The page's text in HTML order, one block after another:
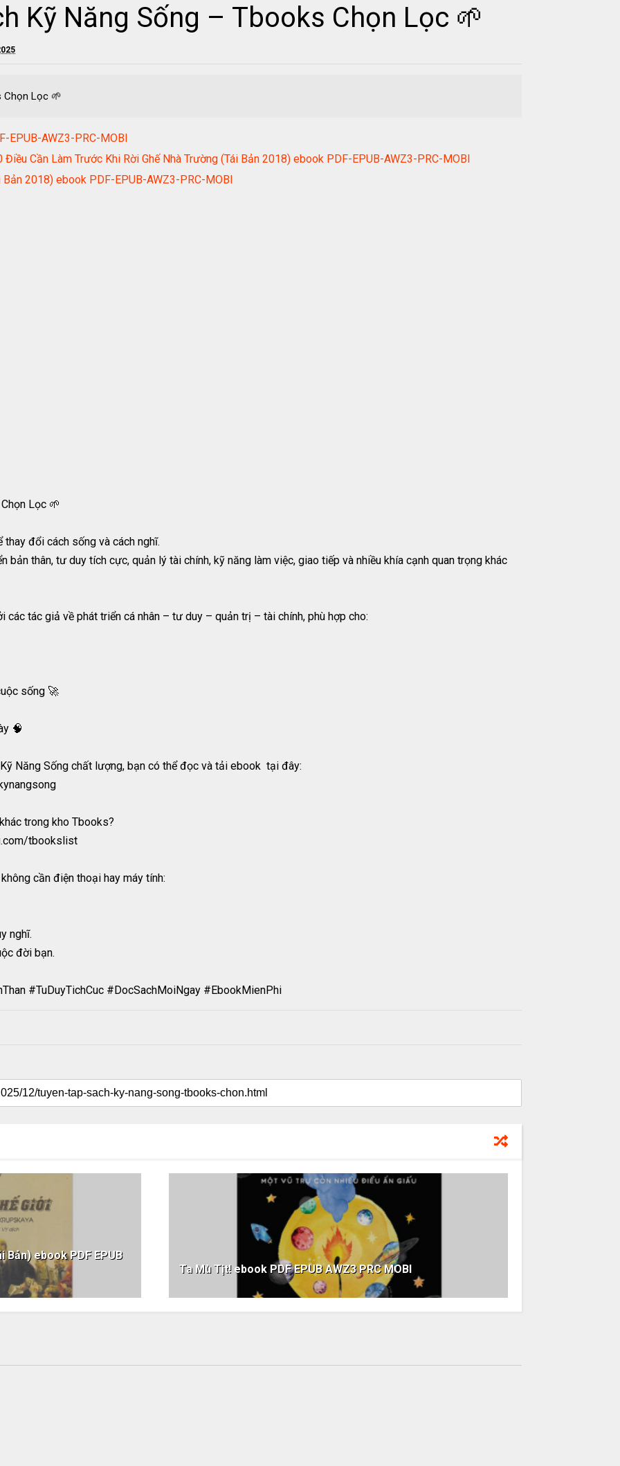
Kỹ Năng Sống – Tbooks Chọn Lọc 🌱
Chọn Lọc 🌱
EPUB-AWZ3-PRC-MOBI
Cần Làm Trước Khi Rời Ghế Nhà Trường (Tái Bản 2018) ebook PDF-EPUB-AWZ3-PRC-MOBI
2018) ebook PDF-EPUB-AWZ3-PRC-MOBI
Lọc 🌱
đổi cách sống và cách nghĩ.
bản thân, tư duy tích cực, quản lý tài chính, kỹ năng làm việc, giao tiếp và nhiều khía cạnh quan trọng khác
tác giả về phát triển cá nhân – tư duy – quản trị – tài chính, phù hợp cho:
sống 🚀
🧠
Năng Sống chất lượng, bạn có thể đọc và tải ebook tại đây:
trong kho Tbooks?
tbookslist
cần điện thoại hay máy tính:
nghĩ.
đời bạn.
#TuDuyTichCuc #DocSachMoiNgay #EbookMienPhi
Bản) ebook PDF EPUB
Ta Mù Tịt! ebook PDF EPUB AWZ3 PRC MOBI